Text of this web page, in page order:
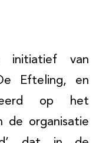
initiatief van
Efteling, en
op het
de organisatie